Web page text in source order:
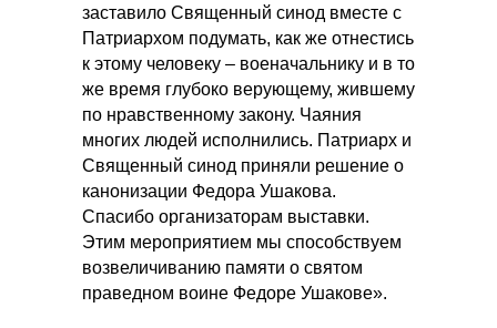
заставило Священный синод вместе с
Патриархом подумать, как же отнестись
к этому человеку – военачальнику и в то
же время глубоко верующему, жившему
по нравственному закону. Чаяния
многих людей исполнились. Патриарх и
Священный синод приняли решение о
канонизации Федора Ушакова.
Спасибо организаторам выставки.
Этим мероприятием мы способствуем
возвеличиванию памяти о святом
праведном воине Федоре Ушакове».